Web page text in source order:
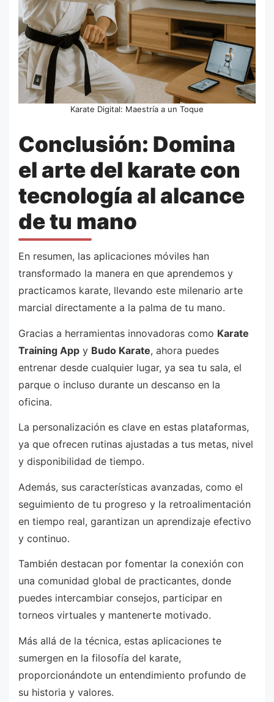
Karate Digital: Maestría a un Toque
Conclusión: Domina
el arte del karate con
tecnología al alcance
de tu mano
En resumen, las aplicaciones móviles han
transformado la manera en que aprendemos y
practicamos karate, llevando este milenario arte
marcial directamente a la palma de tu mano.
Gracias a herramientas innovadoras como Karate
Training App y Budo Karate, ahora puedes
entrenar desde cualquier lugar, ya sea tu sala, el
parque o incluso durante un descanso en la
oficina.
La personalización es clave en estas plataformas,
ya que ofrecen rutinas ajustadas a tus metas, nivel
y disponibilidad de tiempo.
Además, sus características avanzadas, como el
seguimiento de tu progreso y la retroalimentación
en tiempo real, garantizan un aprendizaje efectivo
y continuo.
También destacan por fomentar la conexión con
una comunidad global de practicantes, donde
puedes intercambiar consejos, participar en
torneos virtuales y mantenerte motivado.
Más allá de la técnica, estas aplicaciones te
sumergen en la filosofía del karate,
proporcionándote un entendimiento profundo de
su historia y valores.